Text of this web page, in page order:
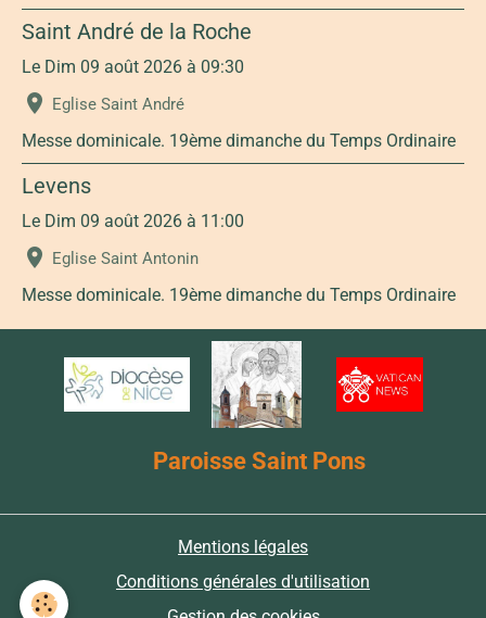
Saint André de la Roche
Le Dim 09 août 2026 à 09:30
Eglise Saint André
Messe dominicale. 19ème dimanche du Temps Ordinaire
Levens
Le Dim 09 août 2026 à 11:00
Eglise Saint Antonin
Messe dominicale. 19ème dimanche du Temps Ordinaire
Paroisse Saint Pons
Mentions légales
Conditions générales d'utilisation